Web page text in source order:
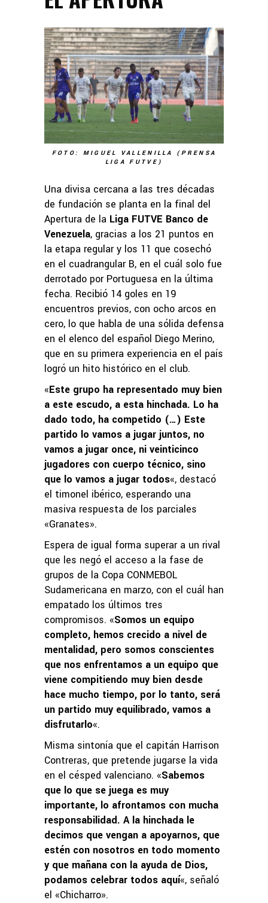
FOTO: MIGUEL VALLENILLA (PRENSA
LIGA FUTVE)
Una divisa cercana a las tres décadas
de fundación se planta en la final del
Apertura de la Liga FUTVE Banco de
Venezuela, gracias a los 21 puntos en
la etapa regular y los 11 que cosechó
en el cuadrangular B, en el cuál solo fue
derrotado por Portuguesa en la última
fecha. Recibió 14 goles en 19
encuentros previos, con ocho arcos en
cero, lo que habla de una sólida defensa
en el elenco del español Diego Merino,
que en su primera experiencia en el país
logró un hito histórico en el club.
«Este grupo ha representado muy bien
a este escudo, a esta hinchada. Lo ha
dado todo, ha competido (…) Este
partido lo vamos a jugar juntos, no
vamos a jugar once, ni veinticinco
jugadores con cuerpo técnico, sino
que lo vamos a jugar todos«, destacó
el timonel ibérico, esperando una
masiva respuesta de los parciales
«Granates».
Espera de igual forma superar a un rival
que les negó el acceso a la fase de
grupos de la Copa CONMEBOL
Sudamericana en marzo, con el cuál han
empatado los últimos tres
compromisos. «Somos un equipo
completo, hemos crecido a nivel de
mentalidad, pero somos conscientes
que nos enfrentamos a un equipo que
viene compitiendo muy bien desde
hace mucho tiempo, por lo tanto, será
un partido muy equilibrado, vamos a
disfrutarlo«.
Misma sintonía que el capitán Harrison
Contreras, que pretende jugarse la vida
en el césped valenciano. «Sabemos
que lo que se juega es muy
importante, lo afrontamos con mucha
responsabilidad. A la hinchada le
decimos que vengan a apoyarnos, que
estén con nosotros en todo momento
y que mañana con la ayuda de Dios,
podamos celebrar todos aquí«, señaló
el «Chicharro».